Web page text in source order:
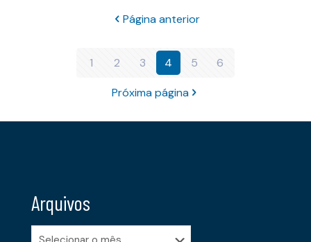
Página anterior
1 2 3 4 5 6
Próxima página
Arquivos
Arquivos